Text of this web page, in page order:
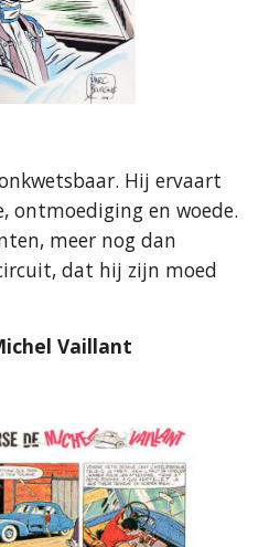
Hij ervaart
ontmoediging en woede.
meer nog dan
dat hij zijn moed
Vaillant